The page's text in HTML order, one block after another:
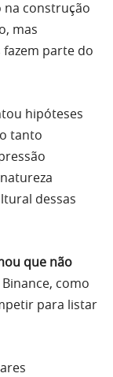
na construção
mas
parte do
hipóteses
tanto
dessas
que não
como
para listar